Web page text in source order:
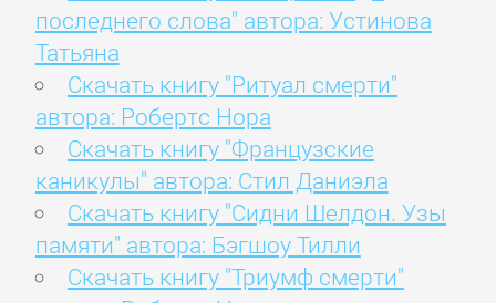
последнего слова" автора: Устинова
Татьяна
Скачать книгу "Ритуал смерти"
автора: Робертс Нора
Скачать книгу "Французские
каникулы" автора: Стил Даниэла
Скачать книгу "Сидни Шелдон. Узы
памяти" автора: Бэгшоу Тилли
Скачать книгу "Триумф смерти"